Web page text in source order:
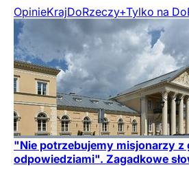
OpinieKrajDoRzeczy+Tylko na
"Nie potrzebujemy misjonarzy
odpowiedziami". Zagadkowe